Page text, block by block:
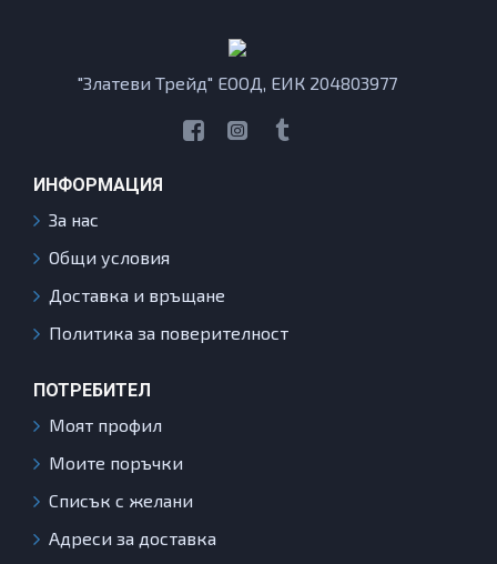
"Златеви Трейд" ЕООД, ЕИК 204803977
ИНФОРМАЦИЯ
За нас
Общи условия
Доставка и връщане
Политика за поверителност
ПОТРЕБИТЕЛ
Моят профил
Моите поръчки
Списък с желани
Адреси за доставка